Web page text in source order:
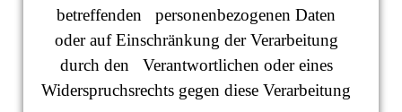
betreffenden personenbezogenen Daten
oder auf Einschränkung der Verarbeitung
durch den Verantwortlichen oder eines
Widerspruchsrechts gegen diese Verarbeitung